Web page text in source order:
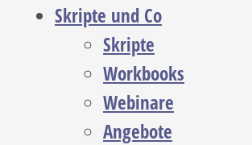
Skripte und Co
Skripte
Workbooks
Webinare
Angebote